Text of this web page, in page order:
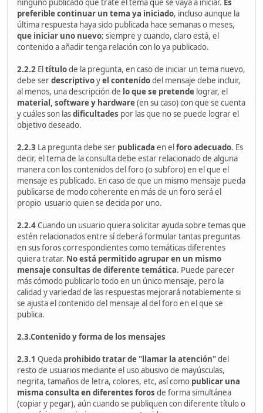
ninguno publicado que trate el tema que se vaya a iniciar. Es
preferible continuar un tema ya iniciado, incluso aunque la
última respuesta haya sido publicada hace semanas o meses,
que iniciar uno nuevo; siempre y cuando, claro está, el
contenido a añadir tenga relación con lo ya publicado.
2.2.2 El títulode la pregunta, en caso de iniciar un tema nuevo,
debe serdescriptivoyel contenidodel mensaje debe incluir,
al menos, una descripción de lo que se pretende lograr, el
material, software y hardware(en su caso) con que se cuenta
y cuáles son lasdificultades por las que no se puede lograr el
objetivo deseado.
2.2.3 La pregunta debe ser publicada en el foro adecuado. Es
decir, el tema de la consulta debe estar relacionado de alguna
manera con los contenidos del foro (o subforo) en el que el
mensaje es publicado. En caso de que un mismo mensaje pueda
publicarse de modo coherente en más de un foro será el
propio usuario quien se decida por uno.
2.2.4Cuando un usuario quiera solicitar ayuda sobre temas que
estén relacionados entre sí deberá formular tantas preguntas
en sus foros correspondientes como temáticas diferentes
quiera tratar. No está permitido agrupar en un mismo
mensaje consultas de diferente temática. Puede parecer
más cómodo publicarlo todo en un único mensaje, pero la
calidad y variedad de las respuestas mejorará notablemente si
se ajusta el contenido del mensaje al del foro en el que se
publica.
2.3.Contenido y forma de los mensajes
2.3.1 Queda prohibido tratar de "llamar la atención"del
resto de usuarios mediante el uso abusivo de mayúsculas,
negrita, tamaños de letra, colores, etc, así como publicar una
misma consulta en diferentes foros de forma simultánea
(copiar y pegar), aún cuando se publiquen con diferente título o